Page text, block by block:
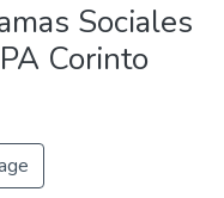
Sociales
Corinto